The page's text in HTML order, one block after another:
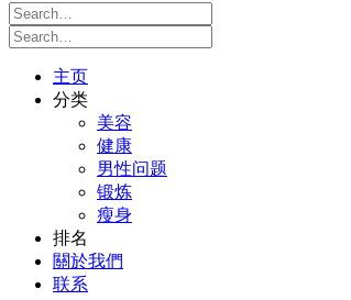
主页
分类
美容
健康
男性问题
锻炼
瘦身
排名
關於我們
联系